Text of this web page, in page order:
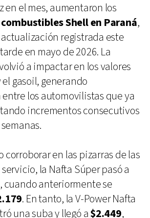
en el mes, aumentaron los
combustibles Shell en Paraná,
registrada este
en mayo de 2026. La
a impactar en los valores
gasoil, generando
los automovilistas que ya
incrementos consecutivos
corroborar en las pizarras de las
la Nafta Súper pasó a
, cuando anteriormente se
. En tanto, la V-Power Nafta
una suba y llegó a$2.449,